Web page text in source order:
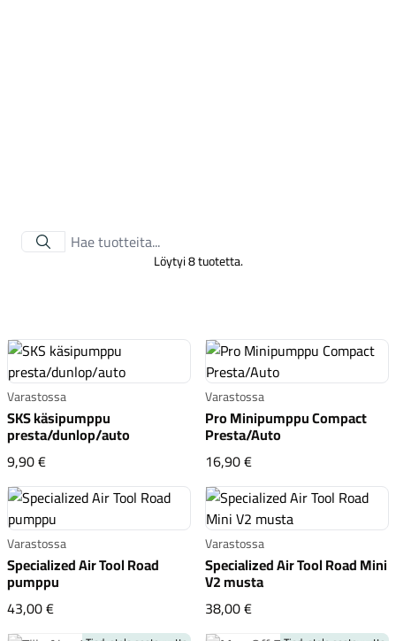
Renkaat
Komponentit
Katso koko valikoima
Löytyi 8 tuotetta.
Varastossa
SKS käsipumppu
presta/dunlop/auto
9,90 €SKS käsipumppu presta/dunlop/auto
Varastossa
Pro Minipumppu Compact
Presta/Auto
16,90 €Pro Minipumppu
Varastossa
Specialized Air Tool Road
pumppu
43,00 €Specialized Air Tool Road pumppu
Varastossa
Specialized Air Tool Road Mini
V2 musta
38,00 €Specialized Air Tool